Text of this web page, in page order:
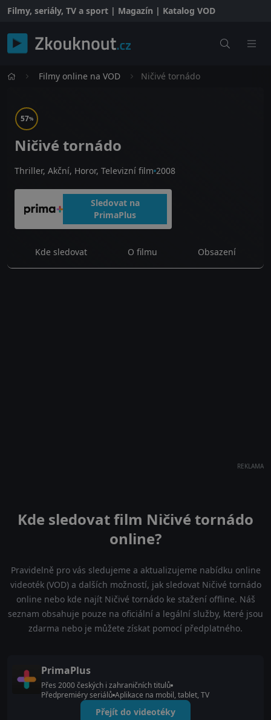
Filmy, seriály, TV a sport | Magazín | Katalog VOD
Filmy online na VOD Ničivé tornádo
57%
Ničivé tornádo
Thriller, Akční, Horor, Televizní film 2008
Sledovat na
PrimaPlus
Kde sledovat O filmu Obsazení
REKLAMA
Kde sledovat film Ničivé tornádo
online?
Pravidelně pro vás sledujeme a aktualizujeme nabídku online
videoték (VOD) a dalších možností, jak sledovat Ničivé tornádo
online nebo kde najít Ničivé tornádo ke stažení offline. Náš
seznam obsahuje pouze na oficiální a legální služby, které jsou
zdarma nebo je můžete získat pomocí předplatného.
PrimaPlus
Přes 2000 českých i zahraničních titulů
Předpremiéry seriálů Aplikace na mobil, tablet, TV
Přejít do videotéky